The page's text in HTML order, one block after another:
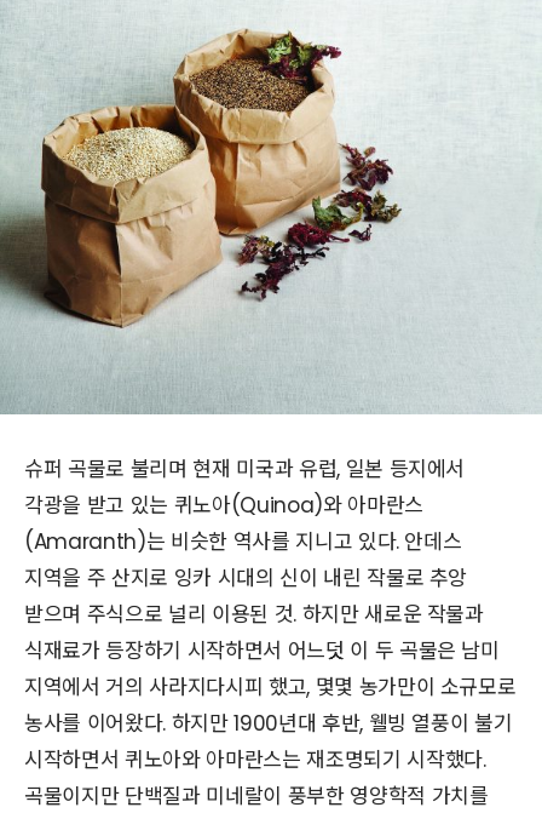
슈퍼 곡물로 불리며 현재 미국과 유럽, 일본 등지에서
각광을 받고 있는 퀴노아(Quinoa)와 아마란스
(Amaranth)는 비슷한 역사를 지니고 있다. 안데스
지역을 주 산지로 잉카 시대의 신이 내린 작물로 추앙
받으며 주식으로 널리 이용된 것. 하지만 새로운 작물과
식재료가 등장하기 시작하면서 어느덧 이 두 곡물은 남미
지역에서 거의 사라지다시피 했고, 몇몇 농가만이 소규모로
농사를 이어왔다. 하지만 1900년대 후반, 웰빙 열풍이 불기
시작하면서 퀴노아와 아마란스는 재조명되기 시작했다.
곡물이지만 단백질과 미네랄이 풍부한 영양학적 가치를